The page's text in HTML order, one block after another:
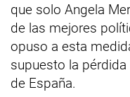
que solo Angela
de las mejores
opuso a esta
supuesto la
de España.